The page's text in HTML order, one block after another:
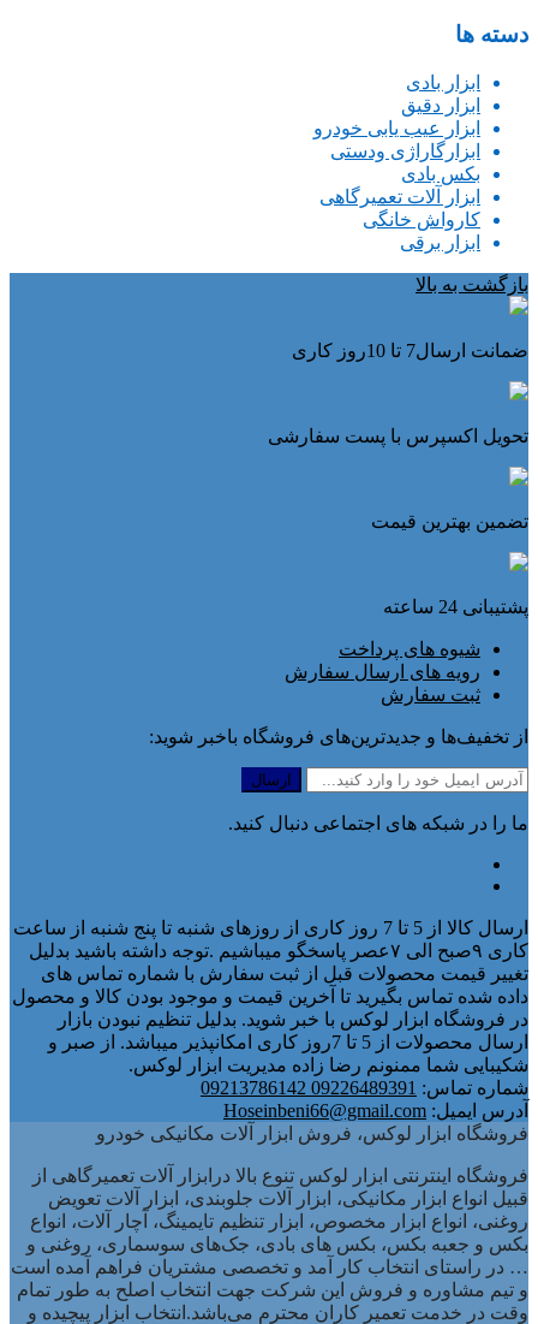
دسته ها
ابزار بادی
ابزار دقیق
ابزار عیب یابی خودرو
ابزارگاراژی ودستی
بکس بادی
ابزار آلات تعمیرگاهی
کارواش خانگی
ابزار برقی
بازگشت به بالا
ضمانت ارسال7 تا 10روز کاری
تحویل اکسپرس با پست سفارشی
تضمین بهترین قیمت
پشتیبانی 24 ساعته
شیوه های پرداخت
رویه های ارسال سفارش
ثبت سفارش
از تخفیف‌ها و جدیدترین‌های فروشگاه باخبر شوید:
ما را در شبکه های اجتماعی دنبال کنید.
ارسال کالا از 5 تا 7 روز کاری از روزهای شنبه تا پنج شنبه از ساعت
کاری ۹صبح الی ۷عصر پاسخگو میباشیم .توجه داشته باشید بدلیل
تغییر قیمت محصولات قبل از ثبت سفارش با شماره تماس های
داده شده تماس بگیرید تا آخرین قیمت و موجود بودن کالا و محصول
در فروشگاه ابزار لوکس با خبر شوید. بدلیل تنظیم نبودن بازار
ارسال محصولات از 5 تا 7روز کاری امکانپذیر میباشد. از صبر و
شکیبایی شما ممنونم رضا زاده مدیریت ابزار لوکس.
شماره تماس: 09226489391 09213786142
آدرس ایمیل: Hoseinbeni66@gmail.com
فروشگاه ابزار لوکس، فروش ابزار آلات مکانیکی خودرو
فروشگاه اینترنتی ابزار لوکس تنوع بالا درابزار آلات تعمیرگاهی از
قبیل انواع ابزار مکانیکی، ابزار آلات جلوبندی، ابزار آلات تعویض
روغنی، انواع ابزار مخصوص، ابزار تنظیم تایمینگ، آچار آلات، انواع
بکس و جعبه بکس، بکس های بادی، جک‌های سوسماری، روغنی و
… در راستای انتخاب کار آمد و تخصصی مشتریان فراهم آمده است
و تیم مشاوره و فروش این شرکت جهت انتخاب اصلح به طور تمام
وقت در خدمت تعمیر کاران محترم می‌باشد.انتخاب ابزار پیچیده و